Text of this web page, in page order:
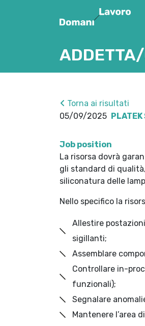
ADDETTA/
Torna ai risultati
05/09/2025 PLATEK
Job position
La risorsa dovrà
gli standard di
siliconatura delle
Nello specifico la
Allestire
sigillanti;
Assemblare
Controllare in-
funzionali);
Segnalare
Mantenere l’area